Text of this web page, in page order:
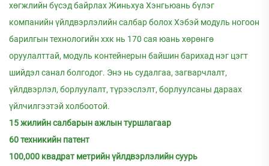
хөгжлийн бүсэд байрлах Жиньхуа Хэнгьюань бүлэг
компанийн үйлдвэрлэлийн салбар болох Хэбэй модуль ногоон
барилгын технологийн ххк нь 170 сая юань хөрөнгө
оруулалттай, модуль контейнерын байшин барихад нэг цэгт
шийдэл санал болгодог. Энэ нь судалгаа, загварчлалт,
үйлдвэрлэл, борлуулалт, түрээслэлт, борлуулсаны дараах
үйлчилгээтэй холбоотой.
15 жилийн салбарын ажлын туршлагаар
60 техникийн патент
100,000 квадрат метрийн үйлдвэрлэлийн суурь